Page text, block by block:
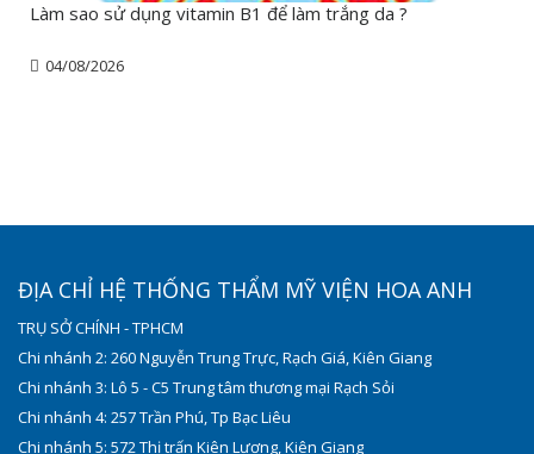
Làm sao sử dụng vitamin B1 để làm trắng da ?
04/08/2026
ĐỊA CHỈ HỆ THỐNG THẨM MỸ VIỆN HOA ANH
TRỤ SỞ CHÍNH - TPHCM
Chi nhánh 2: 260 Nguyễn Trung Trực, Rạch Giá, Kiên Giang
Chi nhánh 3: Lô 5 - C5 Trung tâm thương mại Rạch Sỏi
Chi nhánh 4: 257 Trần Phú, Tp Bạc Liêu
Chi nhánh 5: 572 Thị trấn Kiên Lương, Kiên Giang